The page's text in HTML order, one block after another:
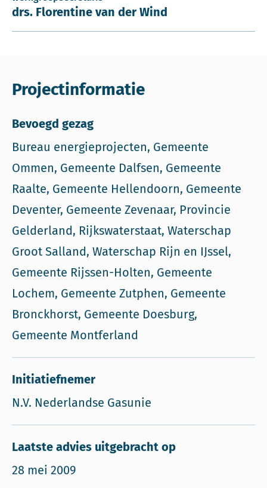
drs. Florentine van der Wind
Projectinformatie
Bevoegd gezag
Bureau energieprojecten, Gemeente
Ommen, Gemeente Dalfsen, Gemeente
Raalte, Gemeente Hellendoorn, Gemeente
Deventer, Gemeente Zevenaar, Provincie
Gelderland, Rijkswaterstaat, Waterschap
Groot Salland, Waterschap Rijn en IJssel,
Gemeente Rijssen-Holten, Gemeente
Lochem, Gemeente Zutphen, Gemeente
Bronckhorst, Gemeente Doesburg,
Gemeente Montferland
Initiatiefnemer
N.V. Nederlandse Gasunie
Laatste advies uitgebracht op
28 mei 2009